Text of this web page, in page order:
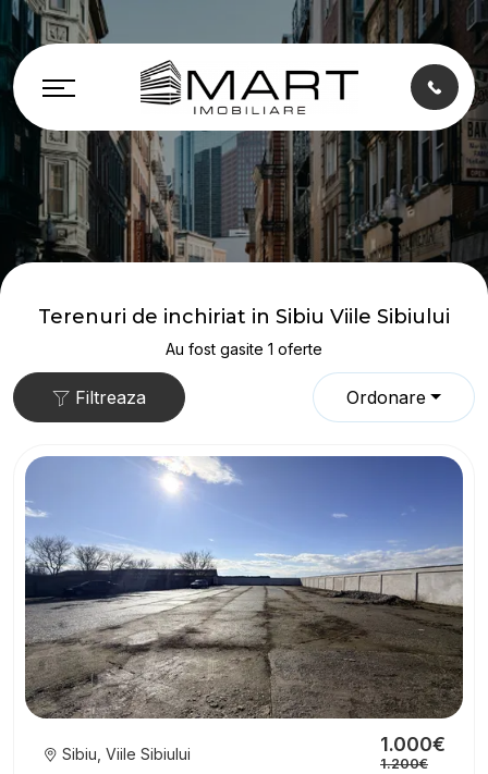
Terenuri de inchiriat in Sibiu Viile Sibiului
Au fost gasite 1 oferte
Ordonare
Filtreaza
Sibiu, Viile Sibiului 1.000€
1.200€